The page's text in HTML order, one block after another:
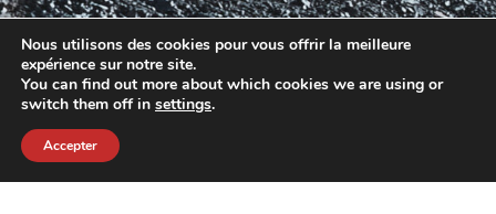
Nous utilisons des cookies pour vous offrir la meilleure
expérience sur notre site.
You can find out more about which cookies we are using or
switch them off in settings.
Accepter